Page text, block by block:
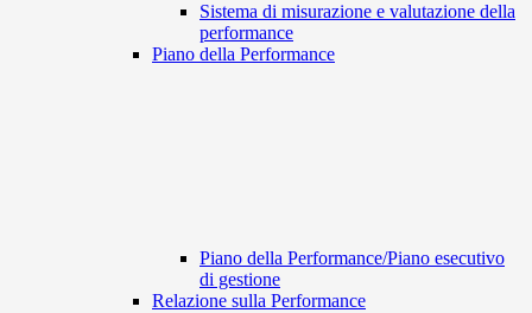
Sistema di misurazione e valutazione della
performance
Piano della Performance
Piano della Performance/Piano esecutivo
di gestione
Relazione sulla Performance